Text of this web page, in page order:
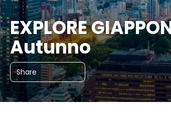
EXPLORE
Autunno
Share